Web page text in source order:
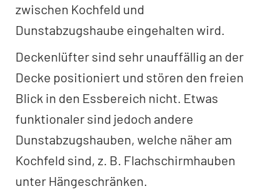
zwischen Kochfeld und
Dunstabzugshaube eingehalten wird.
Deckenlüfter sind sehr unauffällig an der
Decke positioniert und stören den freien
Blick in den Essbereich nicht. Etwas
funktionaler sind jedoch andere
Dunstabzugshauben, welche näher am
Kochfeld sind, z. B. Flachschirmhauben
unter Hängeschränken.